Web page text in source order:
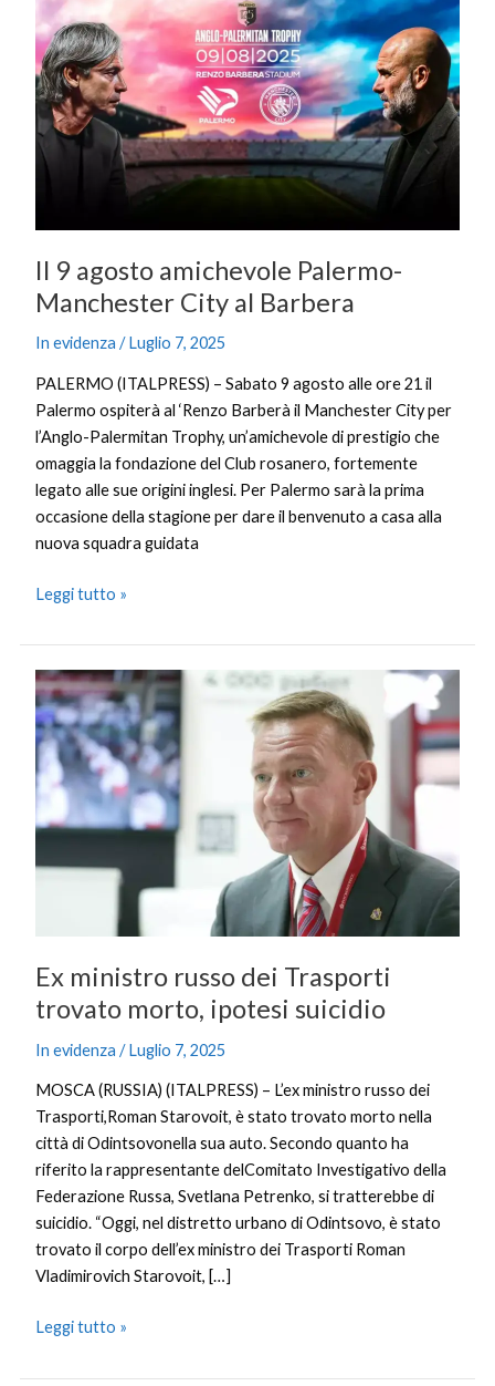
Il 9 agosto amichevole Palermo-
Manchester City al Barbera
In evidenza / Luglio 7, 2025
PALERMO (ITALPRESS) – Sabato 9 agosto alle ore 21 il
Palermo ospiterà al ‘Renzo Barberà il Manchester City per
l’Anglo-Palermitan Trophy, un’amichevole di prestigio che
omaggia la fondazione del Club rosanero, fortemente
legato alle sue origini inglesi. Per Palermo sarà la prima
occasione della stagione per dare il benvenuto a casa alla
nuova squadra guidata
9
agosto
amichevole
Palermo-
Manchester
City
Leggi tutto »
Ex ministro russo dei Trasporti
trovato morto, ipotesi suicidio
In evidenza /Luglio 7, 2025
MOSCA (RUSSIA) (ITALPRESS) – L’ex ministro russo dei
Trasporti,Roman Starovoit, è stato trovato morto nella
città di Odintsovonella sua auto. Secondo quanto ha
riferito la rappresentante delComitato Investigativo della
Federazione Russa, Svetlana Petrenko, si tratterebbe di
suicidio. “Oggi, nel distretto urbano di Odintsovo, è stato
trovato il corpo dell’ex ministro dei Trasporti Roman
Vladimirovich Starovoit, […]
Ex
ministro
russo
dei
Trasporti
trovato
ipotesi
Leggi tutto »